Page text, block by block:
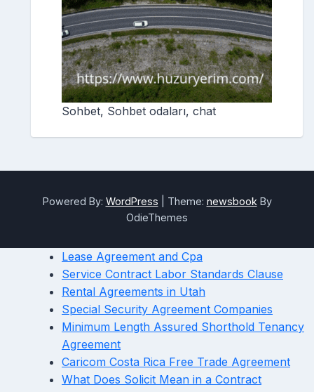
Sohbet, Sohbet odaları, chat
Powered By: WordPress Theme: newsbook By
OdieThemes
Lease Agreement and Cpa
Service Contract Labor Standards Clause
Rental Agreements in Utah
Special Security Agreement Companies
Minimum Length Assured Shorthold Tenancy
Agreement
Caricom Costa Rica Free Trade Agreement
What Does Solicit Mean in a Contract